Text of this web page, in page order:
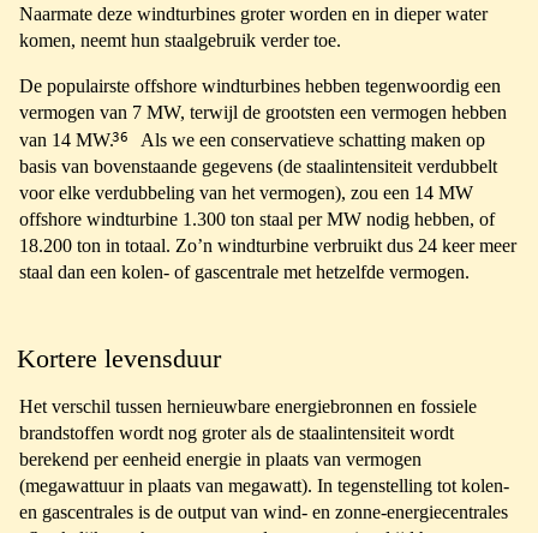
Naarmate deze windturbines groter worden en in dieper water
komen, neemt hun staalgebruik verder toe.
De populairste offshore windturbines hebben tegenwoordig een
vermogen van 7 MW, terwijl de grootsten een vermogen hebben
van 14 MW.36
Als we een conservatieve schatting maken op
basis van bovenstaande gegevens (de staalintensiteit verdubbelt
voor elke verdubbeling van het vermogen), zou een 14 MW
offshore windturbine 1.300 ton staal per MW nodig hebben, of
18.200 ton in totaal. Zo’n windturbine verbruikt dus 24 keer meer
staal dan een kolen- of gascentrale met hetzelfde vermogen.
Kortere levensduur
Het verschil tussen hernieuwbare energiebronnen en fossiele
brandstoffen wordt nog groter als de staalintensiteit wordt
berekend per eenheid energie in plaats van vermogen
(megawattuur in plaats van megawatt). In tegenstelling tot kolen-
en gascentrales is de output van wind- en zonne-energiecentrales